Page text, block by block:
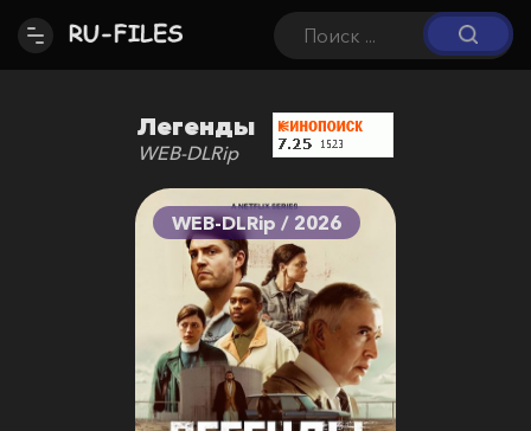
Легенды
WEB-DLRip
WEB-DLRip / 2026